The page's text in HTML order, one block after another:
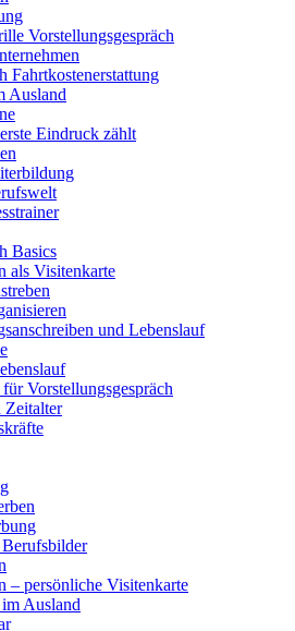
Vorstellungsgespräch
Fahrtkostenerstattung
Ausland
Eindruck zählt
Basics
als Visitenkarte
und Lebenslauf
Vorstellungsgespräch
Zeitalter
– persönliche Visitenkarte
Ausland